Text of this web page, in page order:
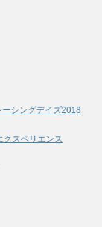
シングデイズ2018
スペリエンス